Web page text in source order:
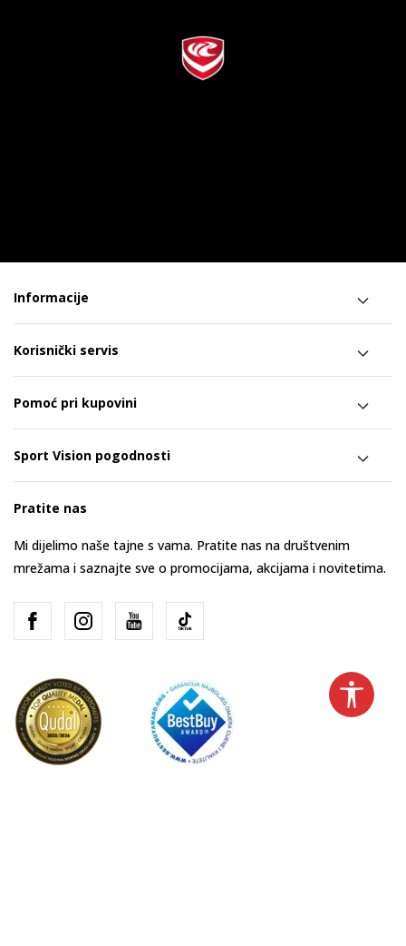
Informacije
Korisnički servis
Pomoć pri kupovini
Sport Vision pogodnosti
Pratite nas
Mi dijelimo naše tajne s vama. Pratite nas na društvenim
mrežama i saznajte sve o promocijama, akcijama i novitetima.